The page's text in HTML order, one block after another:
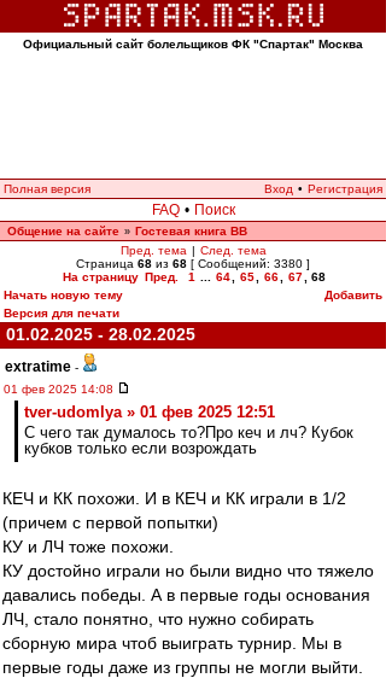
Официальный сайт болельщиков ФК "Спартак" Москва
Полная версия Вход • Регистрация
FAQ • Поиск
Общение на сайте » Гостевая книга ВВ
Пред. тема | След. тема
Страница 68 из 68 [ Сообщений: 3380 ]
На страницу Пред. 1 64 65 66 67
68
Начать новую тему
Добавить
Версия для печати
01.02.2025 - 28.02.2025
extratime -
01 фев 2025 14:08
tver-udomlya » 01 фев 2025 12:51
С чего так думалось то?Про кеч и лч? Кубок
кубков только если возрождать
КЕЧ и КК похожи. И в КЕЧ и КК играли в 1/2
(причем с первой попытки)
КУ и ЛЧ тоже похожи.
КУ достойно играли но были видно что тяжело
давались победы. А в первые годы основания
ЛЧ, стало понятно, что нужно собирать
сборную мира чтоб выиграть турнир. Мы в
первые годы даже из группы не могли выйти.